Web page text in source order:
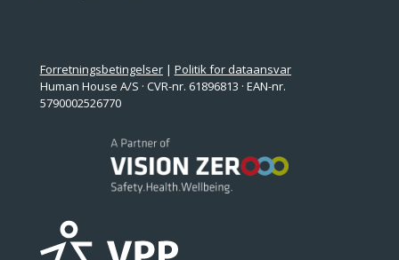
Forretningsbetingelser| Politik for dataansvar
Human House A/S · CVR-nr. 61896813 · EAN-nr.
5790002526770